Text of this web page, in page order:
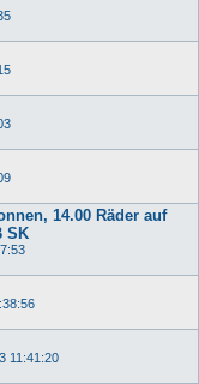
14.00 Räder auf
SK
11:41:20